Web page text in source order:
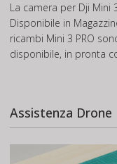
La camera per Dji Mini
Disponibile in
ricambi Mini 3 PRO
disponibile, in pronta
Assistenza Drone